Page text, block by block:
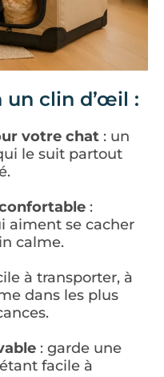
un clin d’œil :
votre chat: un
le suit partout
:
aiment se cacher
calme.
à transporter, à
dans les plus
: garde une
facile à